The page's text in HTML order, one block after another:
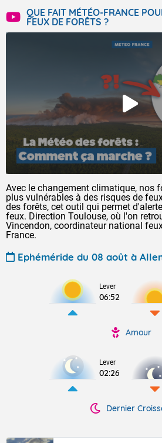
QUE FAIT MÉTÉO-FRANCE
FEUX DE FORÊTS ?
Avec le changement climatique, nos
plus vulnérables à des risques de
des forêts, cet outil qui permet
feux. Direction Toulouse, où l'on
Vincendon, coordinateur national
France.
Ephéméride du 08 août à
Lever
06:52
Amour
Lever
02:26
Dernier